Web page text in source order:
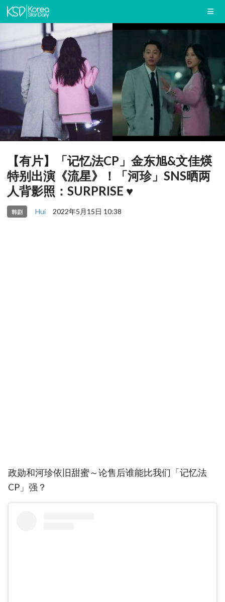
【有片】「记忆法CP」金东旭&文佳煐
特别出演《流星》！「河珍」SNS晒两
人背影照：SURPRISE ♥
韩剧 Hui 2022年5月15日 10:38
政勋和河珍依旧甜蜜～论售后谁能比我们「记忆法
CP」强？